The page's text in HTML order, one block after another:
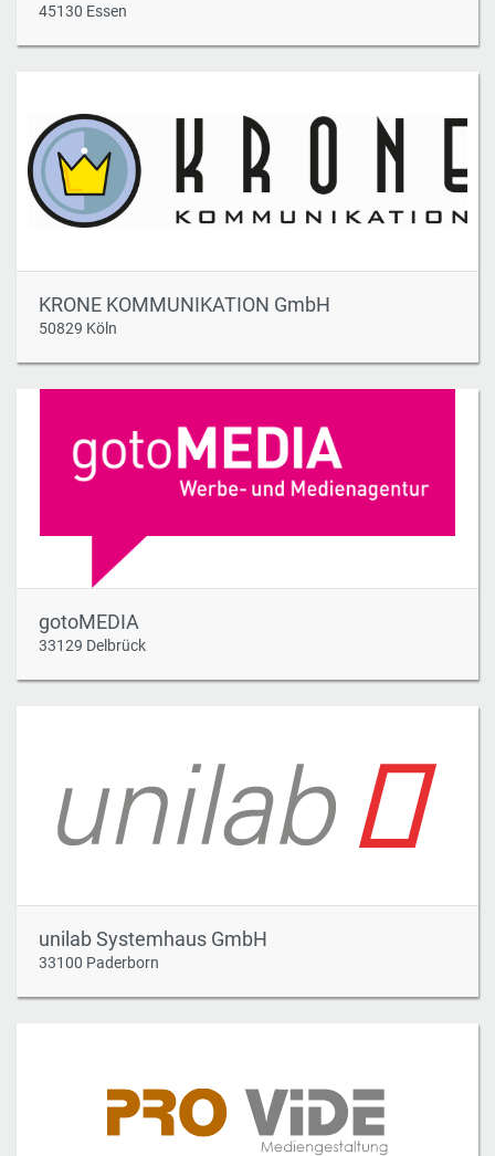
45130 Essen
KRONE KOMMUNIKATION GmbH
50829 Köln
gotoMEDIA
33129 Delbrück
unilab Systemhaus GmbH
33100 Paderborn